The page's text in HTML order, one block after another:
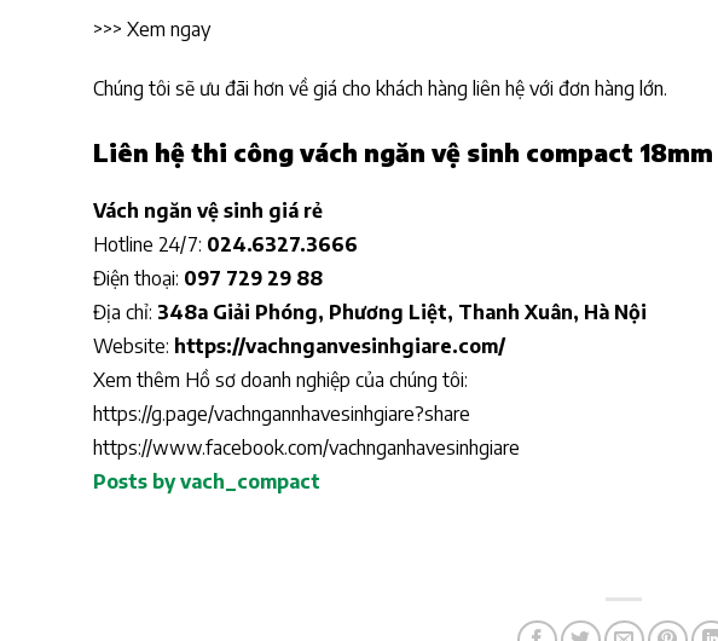
>>> Xem ngay
Chúng tôi sẽ ưu đãi hơn về giá cho khách hàng liên hệ với đơn hàng lớn.
Liên hệ thi công vách ngăn vệ sinh compact
Vách ngăn vệ sinh giá rẻ
Hotline 24/7: 024.6327.3666
Điện thoại: 097 729 29 88
Địa chỉ: 348a Giải Phóng, Phương Liệt, Thanh Xuân, Hà Nội
Website: https://vachnganvesinhgiare.com/
Xem thêm Hồ sơ doanh nghiệp của chúng tôi:
https://g.page/vachngannhavesinhgiare?share
https://www.facebook.com/vachnganhavesinhgiare
Posts by vach_compact